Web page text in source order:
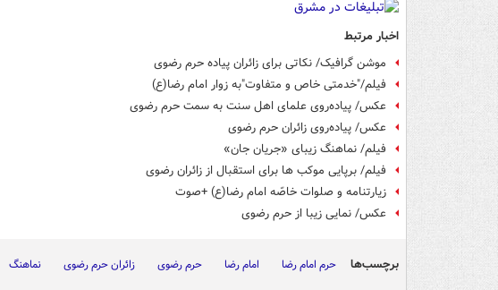
اخبار مرتبط
موشن گرافیک/ نکاتی برای زائران پیاده حرم رضوی
فیلم/"خدمتی خاص و متفاوت"به زوار امام رضا(ع)
عکس/ پیاده‌روی علمای اهل سنت به سمت حرم رضوی
عکس/ پیاده‌روی زائران‎ حرم رضوی
فیلم/ نماهنگ زیبای «جریان جان»
⁩فیلم/ برپایی موکب ها برای استقبال از زائران رضوی
زیارتنامه و صلوات خاصّه امام رضا(ع) +صوت
عکس/ نمایی زیبا از حرم رضوی
برچسب‌ها حرم امام رضا امام رضا حرم رضوی زائران حرم رضوی نماهنگ